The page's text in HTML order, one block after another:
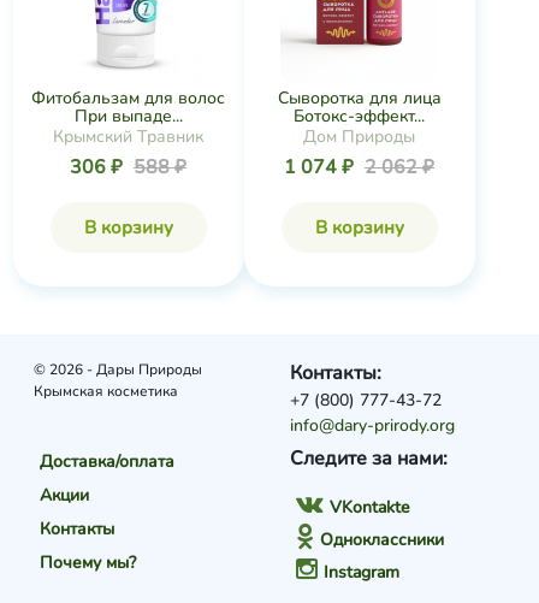
Фитобальзам для волос
При выпаде...
Крымский Травник
306 ₽ 588 ₽
В корзину
Сыворотка для лица
Ботокс-эффект...
Дом Природы
1 074 ₽ 2 062 ₽
В корзину
© 2026 - Дары Природы
Крымская косметика
Доставка/оплата
Акции
Контакты
Почему мы?
Следите за нами:
VKontakte
Одноклассники
Instagram
Контакты:
+7 (800) 777-43-72
info@dary-prirody.org